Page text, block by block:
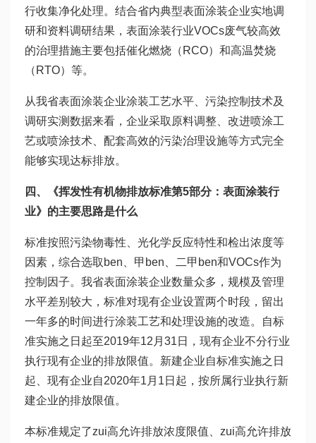
行收集净化处理。结合省内典型表面涂装企业实地调
研和资料调研结果，表面涂装行业VOCs废气较高效
的治理措施主要包括催化燃烧（RCO）和高温焚烧
（RTO）等。
从我省表面涂装企业涂装工艺水平、污染控制技术及
调研实测数据来看，企业采取原料调整、改进喷涂工
艺或喷涂技术、配套高效的污染治理设施等方式完全
能够实现达标排放。
四、《挥发性有机物排放标准第5部分：表面涂装行
业》的主要思路是什么
标准按照污染物毒性、光化学反应特性和检出浓度等
因素，综合选取ben、甲ben、二甲ben和VOCs作为
控制因子。我省表面涂装企业数量众多，规模及管理
水平差别较大，标准对现有企业设置两个时段，留出
一年多的时间进行涂装工艺和处理设施的改造。自标
准实施之日起至2019年12月31日，现有企业不分行业
执行现有企业的排放限值。新建企业自标准实施之日
起、现有企业自2020年1月1日起，按所属行业执行新
建企业的排放限值。
本标准规定了zui高允许排放浓度限值、zui高允许排放